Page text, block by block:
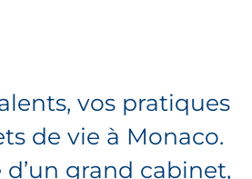
vos pratiques
de vie à Monaco.
d’un grand cabinet,